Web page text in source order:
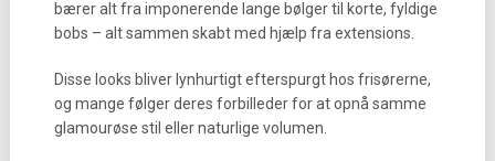
bærer alt fra imponerende lange bølger til korte, fyldige
bobs – alt sammen skabt med hjælp fra extensions.
Disse looks bliver lynhurtigt efterspurgt hos frisørerne,
og mange følger deres forbilleder for at opnå samme
glamourøse stil eller naturlige volumen.